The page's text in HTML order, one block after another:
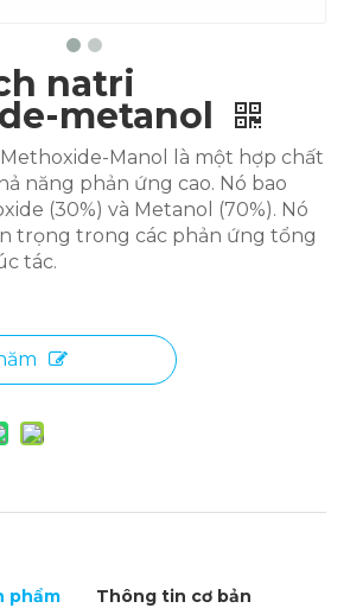
natri
metanol
Manol là một hợp chất
năng phản ứng cao. Nó bao
(30%) và Metanol (70%). Nó
trọng trong các phản ứng tổng
tác.
phẩm Thông tin cơ bản